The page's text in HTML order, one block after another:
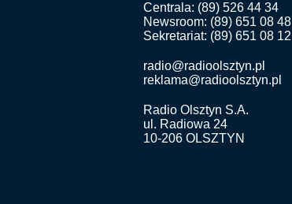
Centrala: (89) 526 44 34
Newsroom: (89) 651 08 48
Sekretariat: (89) 651 08 12
radio@radioolsztyn.pl
reklama@radioolsztyn.pl
Radio Olsztyn S.A.
ul. Radiowa 24
10-206 OLSZTYN